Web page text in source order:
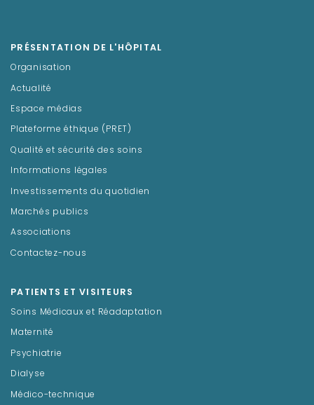
PRÉSENTATION DE L'HÔPITAL
Organisation
Actualité
Espace médias
Plateforme éthique (PRET)
Qualité et sécurité des soins
Informations légales
Investissements du quotidien
Marchés publics
Associations
Contactez-nous
PATIENTS ET VISITEURS
Soins Médicaux et Réadaptation
Maternité
Psychiatrie
Dialyse
Médico-technique